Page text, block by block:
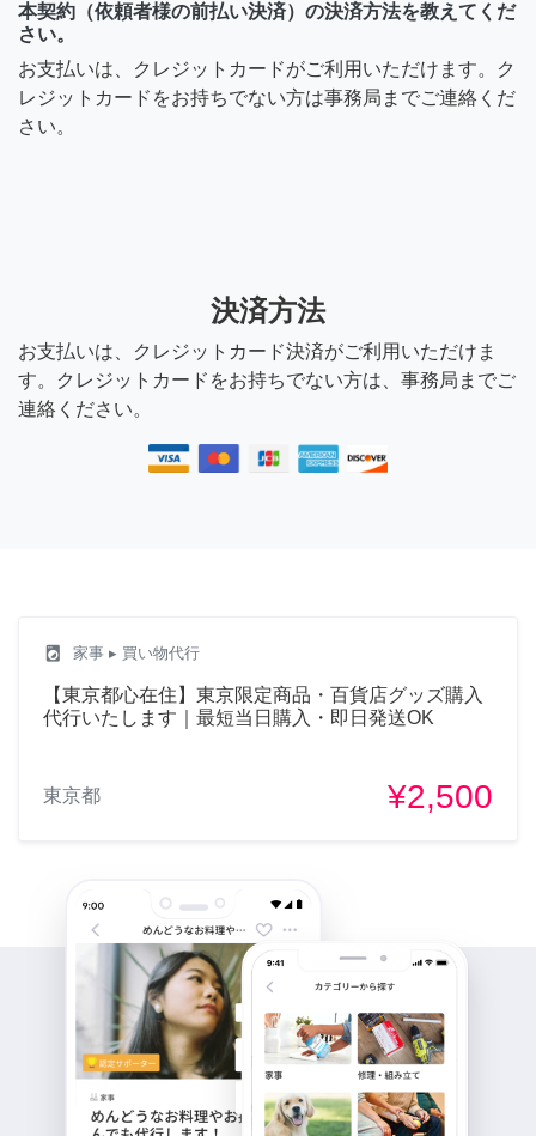
本契約（依頼者様の前払い決済）の決済方法を教えてくだ
さい。
お支払いは、クレジットカードがご利用いただけます。ク
レジットカードをお持ちでない方は事務局までご連絡くだ
さい。
決済方法
お支払いは、クレジットカード決済がご利用いただけま
す。クレジットカードをお持ちでない方は、事務局までご
連絡ください。
local_laundry_service 家事 ▸ 買い物代行
【東京都心在住】東京限定商品・百貨店グッズ購入
代行いたします｜最短当日購入・即日発送OK
東京都 ¥2,500